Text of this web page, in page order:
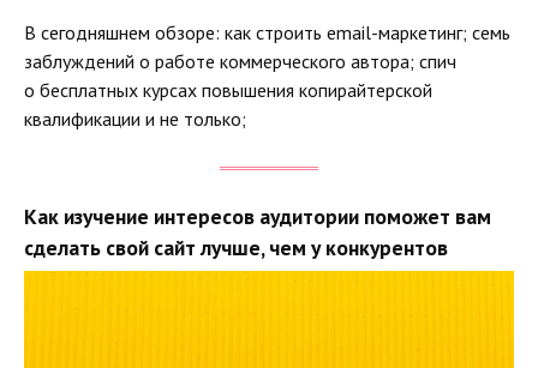
В сегодняшнем обзоре: как строить email-маркетинг; семь
заблуждений о работе коммерческого автора; спич
о бесплатных курсах повышения копирайтерской
квалификации и не только;
Как изучение интересов аудитории поможет вам
сделать свой сайт лучше, чем у конкурентов